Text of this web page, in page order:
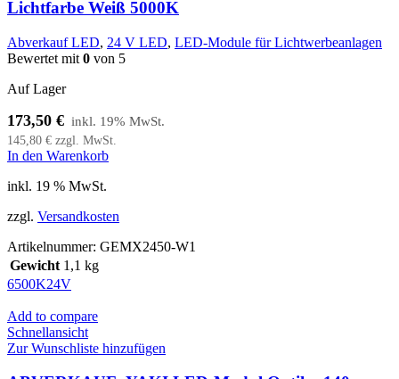
Lichtfarbe Weiß 5000K
Abverkauf LED, 24 V LED, LED-Module für Lichtwerbeanlagen
Bewertet mit 0 von 5
Auf Lager
173,50 €
145,80 € zzgl. MwSt.
In den Warenkorb
inkl. 19 % MwSt.
zzgl. Versandkosten
Artikelnummer: GEMX2450-W1
Gewicht 1,1 kg
6500K24V
Add to compare
Schnellansicht
Zur Wunschliste hinzufügen